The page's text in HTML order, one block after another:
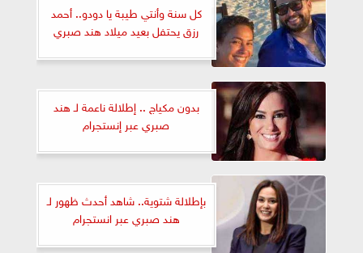
كل سنة وأنتي طيبة يا دودو.. أحمد
رزق يحتفل بعيد ميلاد هند صبري
بدون مكياج .. إطلالة ناعمة لـ هند
صبري عبر إنستجرام
بإطلالة شتوية.. شاهد أحدث ظهور لـ
هند صبري عبر انستجرام